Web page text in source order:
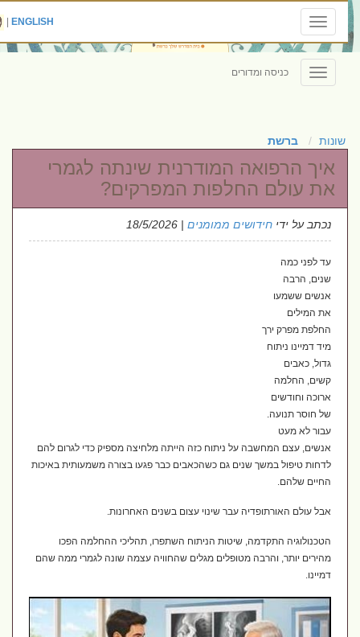
Toggle
navigation
ENGLISH
|
Toggle
navigation
כניסה ומדורים
שונות ברשת
איך הרפואה המודרנית שינתה לגמרי
את עולם החלפות המפרקים?
נכתב על ידיחידושים ממומנים| 18/5/2026
עד לפני כמה
שנים, הרבה
אנשים ששמעו
את המילים
החלפת מפרק ירך
מיד דמיינו ניתוח
גדול, כאבים
קשים, החלמה
ארוכה וחודשים
של חוסר תנועה.
עבור לא מעט
אנשים, עצם המחשבה על ניתוח כזה הייתה מלחיצה מספיק כדי לגרום להם
לדחות טיפול במשך שנים גם כשהכאבים כבר פגעו בצורה משמעותית באיכות
החיים שלהם.
אבל עולם האורתופדיה עבר שינוי עצום בשנים האחרונות.
הטכנולוגיה התקדמה, שיטות הניתוח השתפרו, תהליכי ההחלמה הפכו
מהירים יותר, והרבה מטופלים מגלים שהחוויה עצמה שונה לגמרי ממה שהם
דמיינו.